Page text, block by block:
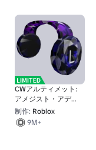
CWアルティメット:
アメジスト・アディ
クション
制作: Roblox
9M+